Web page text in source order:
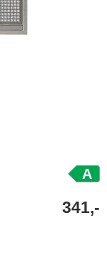
A
341,-